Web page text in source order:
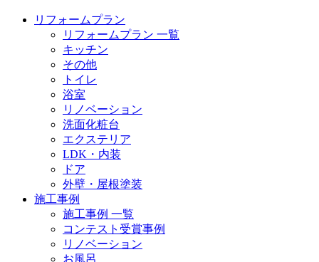
リフォームプラン
リフォームプラン 一覧
キッチン
その他
トイレ
浴室
リノベーション
洗面化粧台
エクステリア
LDK・内装
ドア
外壁・屋根塗装
施工事例
施工事例 一覧
コンテスト受賞事例
リノベーション
お風呂